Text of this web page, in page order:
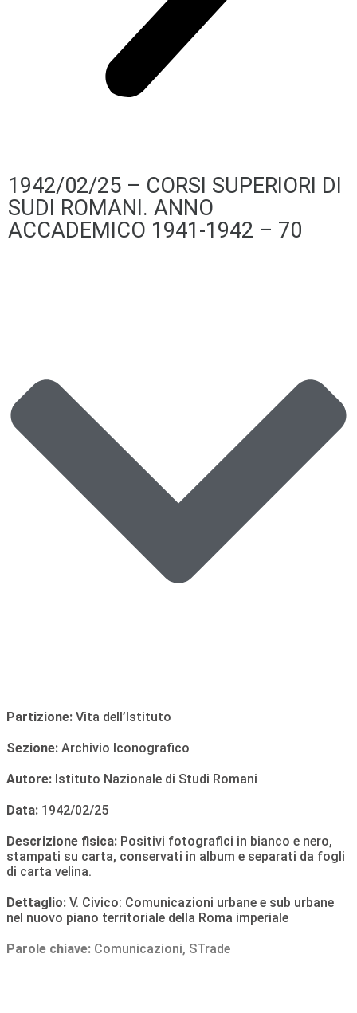
1942/02/25 – CORSI SUPERIORI DI
SUDI ROMANI. ANNO
ACCADEMICO 1941-1942 – 70
Partizione: Vita dell’Istituto
Sezione: Archivio Iconografico
Autore: Istituto Nazionale di Studi Romani
Data: 1942/02/25
Descrizione fisica: Positivi fotografici in bianco e nero,
stampati su carta, conservati in album e separati da fogli
di carta velina.
Dettaglio: V. Civico: Comunicazioni urbane e sub urbane
nel nuovo piano territoriale della Roma imperiale
Parole chiave: Comunicazioni, STrade